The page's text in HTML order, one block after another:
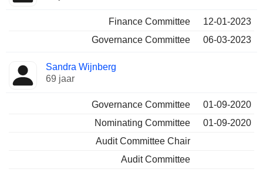
Finance Committee
12-01-2023
Governance Committee
06-03-2023
Sandra Wijnberg
69 jaar
Governance Committee
01-09-2020
Nominating Committee
01-09-2020
Audit Committee Chair
Audit Committee